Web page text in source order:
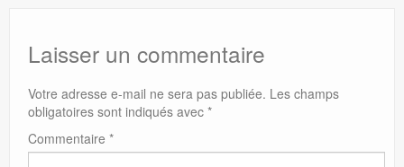
Laisser un commentaire
Votre adresse e-mail ne sera pas publiée. Les champs
obligatoires sont indiqués avec *
Commentaire *